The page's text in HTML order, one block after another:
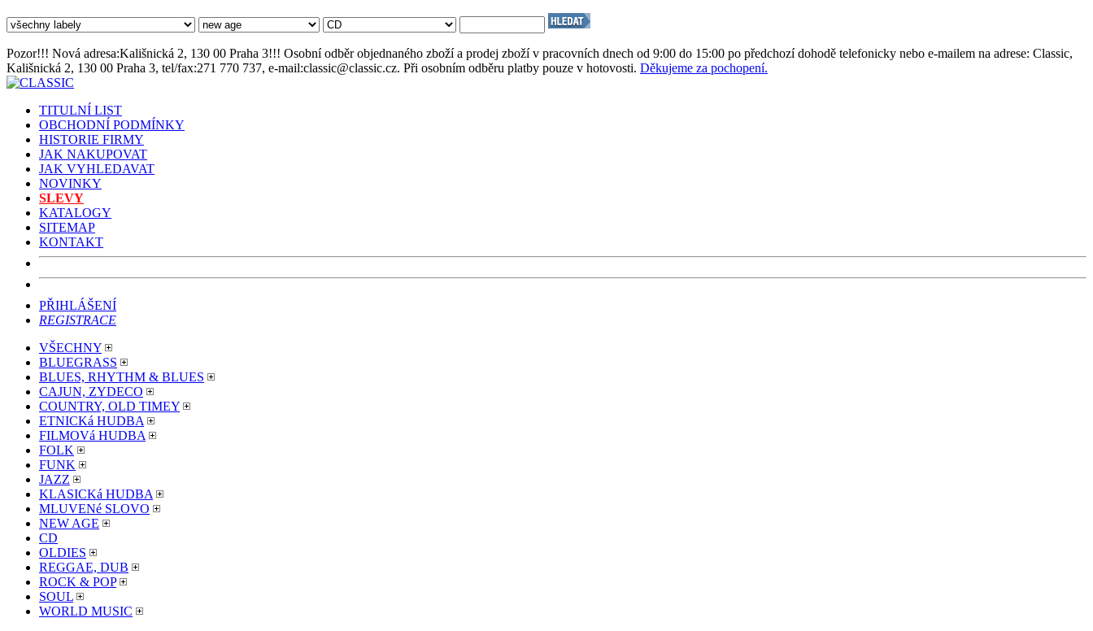
Pozor!!! Nová adresa:Kališnická 2, 130 00 Praha 3!!! Osobní odběr objednaného zboží a prodej zboží v pracovních dnech od 9:00 do 15:00 po předchozí dohodě telefonicky nebo e-mailem na adrese: Classic,
Kališnická 2, 130 00 Praha 3, tel/fax:271 770 737, e-mail:classic@classic.cz. Při osobním odběru platby pouze v hotovosti. Děkujeme za pochopení.
TITULNÍ LIST
OBCHODNÍ PODMÍNKY
HISTORIE FIRMY
JAK NAKUPOVAT
JAK VYHLEDAVAT
NOVINKY
SLEVY
KATALOGY
SITEMAP
KONTAKT
PŘIHLÁŠENÍ
REGISTRACE
VŠECHNY
BLUEGRASS
BLUES, RHYTHM & BLUES
CAJUN, ZYDECO
COUNTRY, OLD TIMEY
ETNICKá HUDBA
FILMOVá HUDBA
FOLK
FUNK
JAZZ
KLASICKá HUDBA
MLUVENé SLOVO
NEW AGE
CD
OLDIES
REGGAE, DUB
ROCK & POP
SOUL
WORLD MUSIC